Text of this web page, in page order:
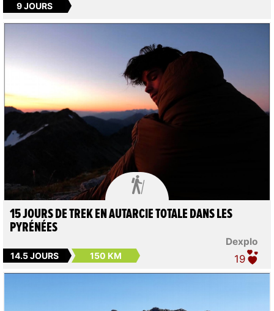
9 JOURS

Dexplo
15 JOURS DE TREK EN AUTARCIE TOTALE DANS LES
PYRÉNÉES
14.5 JOURS 150 KM 19